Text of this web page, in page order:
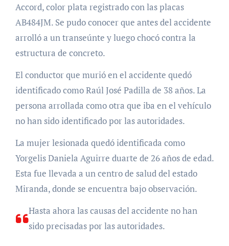
Accord, color plata registrado con las placas
AB484JM. Se pudo conocer que antes del accidente
arrolló a un transeúnte y luego chocó contra la
estructura de concreto.
El conductor que murió en el accidente quedó
identificado como Raúl José Padilla de 38 años. La
persona arrollada como otra que iba en el vehículo
no han sido identificado por las autoridades.
La mujer lesionada quedó identificada como
Yorgelis Daniela Aguirre duarte de 26 años de edad.
Esta fue llevada a un centro de salud del estado
Miranda, donde se encuentra bajo observación.
Hasta ahora las causas del accidente no han
sido precisadas por las autoridades.